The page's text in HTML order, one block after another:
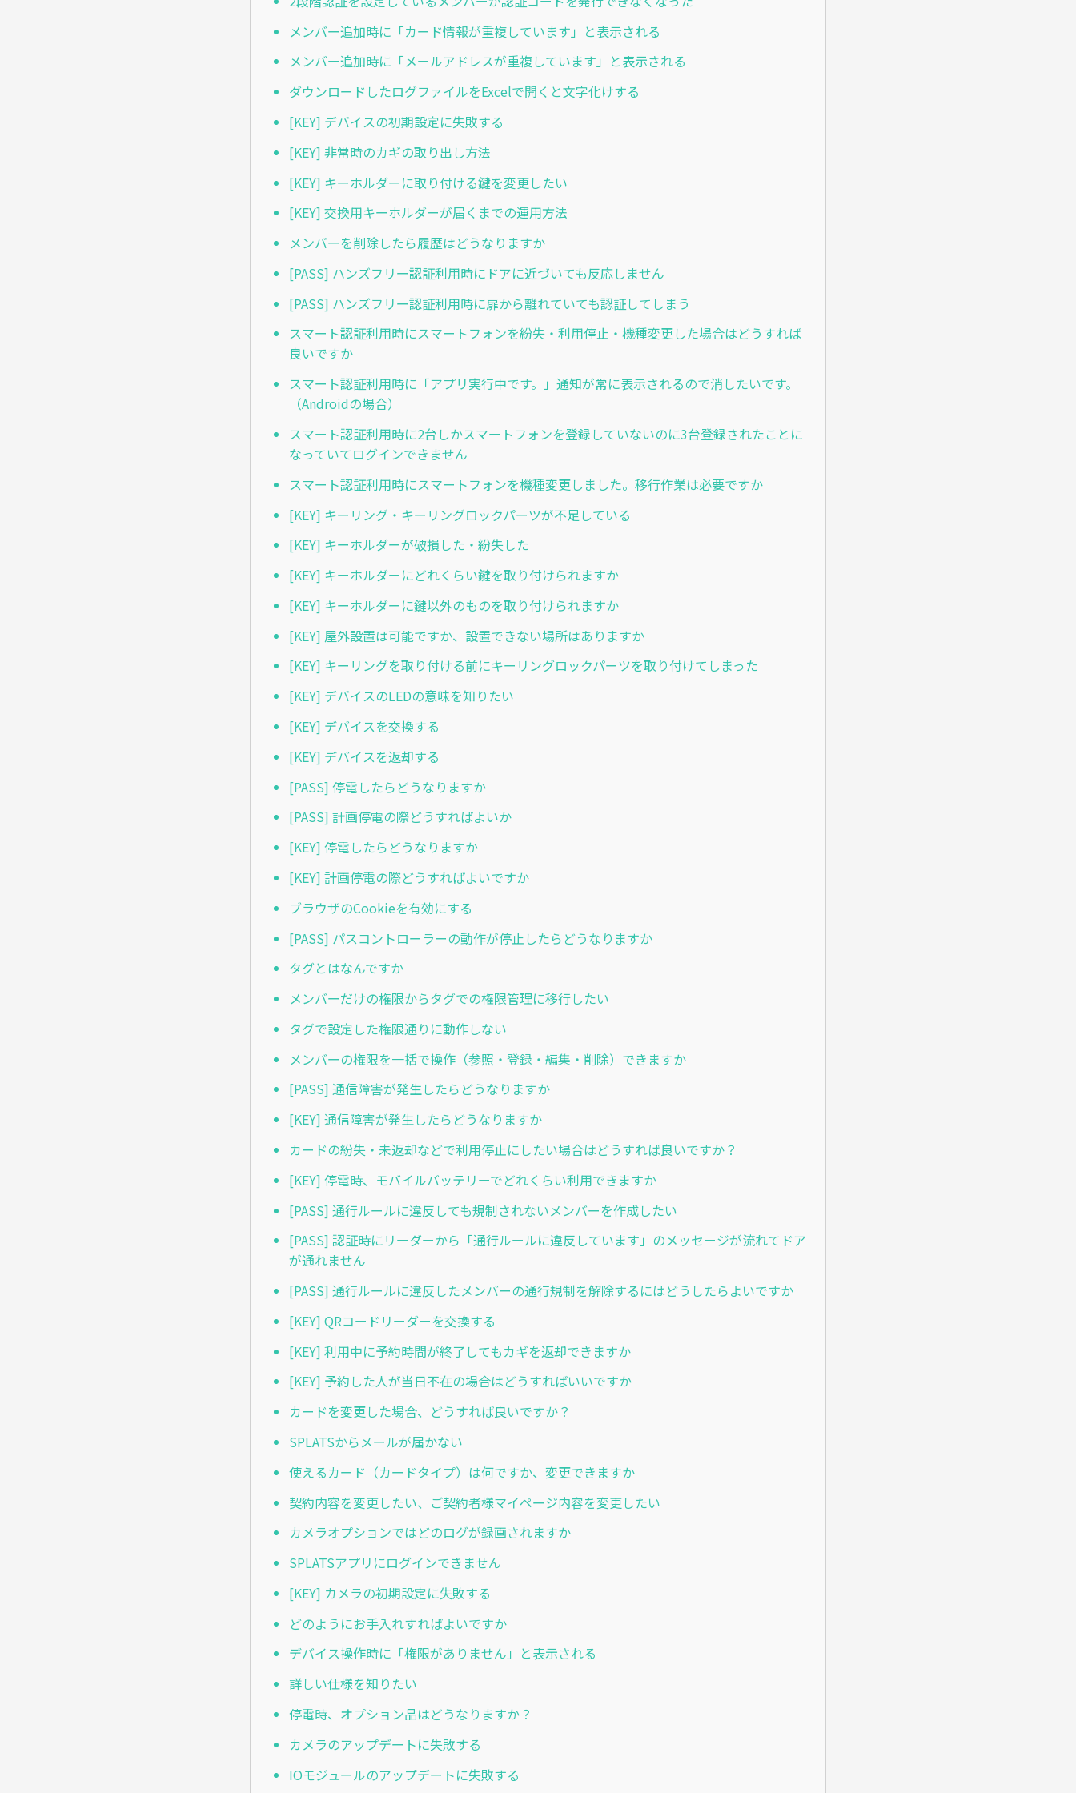
メンバー追加時に「カード情報が重複しています」と表示される
メンバー追加時に「メールアドレスが重複しています」と表示される
ダウンロードしたログファイルをExcelで開くと文字化けする
[KEY] デバイスの初期設定に失敗する
[KEY] 非常時のカギの取り出し方法
[KEY] キーホルダーに取り付ける鍵を変更したい
[KEY] 交換用キーホルダーが届くまでの運用方法
メンバーを削除したら履歴はどうなりますか
[PASS] ハンズフリー認証利用時にドアに近づいても反応しません
[PASS] ハンズフリー認証利用時に扉から離れていても認証してしまう
スマート認証利用時にスマートフォンを紛失・利用停止・機種変更した場合はどうすれば
良いですか
スマート認証利用時に「アプリ実行中です。」通知が常に表示されるので消したいです。
（Androidの場合）
スマート認証利用時に2台しかスマートフォンを登録していないのに3台登録されたことに
なっていてログインできません
スマート認証利用時にスマートフォンを機種変更しました。移行作業は必要ですか
[KEY] キーリング・キーリングロックパーツが不足している
[KEY] キーホルダーが破損した・紛失した
[KEY] キーホルダーにどれくらい鍵を取り付けられますか
[KEY] キーホルダーに鍵以外のものを取り付けられますか
[KEY] 屋外設置は可能ですか、設置できない場所はありますか
[KEY] キーリングを取り付ける前にキーリングロックパーツを取り付けてしまった
[KEY] デバイスのLEDの意味を知りたい
[KEY] デバイスを交換する
[KEY] デバイスを返却する
[PASS] 停電したらどうなりますか
[PASS] 計画停電の際どうすればよいか
[KEY] 停電したらどうなりますか
[KEY] 計画停電の際どうすればよいですか
ブラウザのCookieを有効にする
[PASS] パスコントローラーの動作が停止したらどうなりますか
タグとはなんですか
メンバーだけの権限からタグでの権限管理に移行したい
タグで設定した権限通りに動作しない
メンバーの権限を一括で操作（参照・登録・編集・削除）できますか
[PASS] 通信障害が発生したらどうなりますか
[KEY] 通信障害が発生したらどうなりますか
カードの紛失・未返却などで利用停止にしたい場合はどうすれば良いですか？
[KEY] 停電時、モバイルバッテリーでどれくらい利用できますか
[PASS] 通行ルールに違反しても規制されないメンバーを作成したい
[PASS] 認証時にリーダーから「通行ルールに違反しています」のメッセージが流れてドア
が通れません
[PASS] 通行ルールに違反したメンバーの通行規制を解除するにはどうしたらよいですか
[KEY] QRコードリーダーを交換する
[KEY] 利用中に予約時間が終了してもカギを返却できますか
[KEY] 予約した人が当日不在の場合はどうすればいいですか
カードを変更した場合、どうすれば良いですか？
SPLATSからメールが届かない
使えるカード（カードタイプ）は何ですか、変更できますか
契約内容を変更したい、ご契約者様マイページ内容を変更したい
カメラオプションではどのログが録画されますか
SPLATSアプリにログインできません
[KEY] カメラの初期設定に失敗する
どのようにお手入れすればよいですか
デバイス操作時に「権限がありません」と表示される
詳しい仕様を知りたい
停電時、オプション品はどうなりますか？
カメラのアップデートに失敗する
IOモジュールのアップデートに失敗する